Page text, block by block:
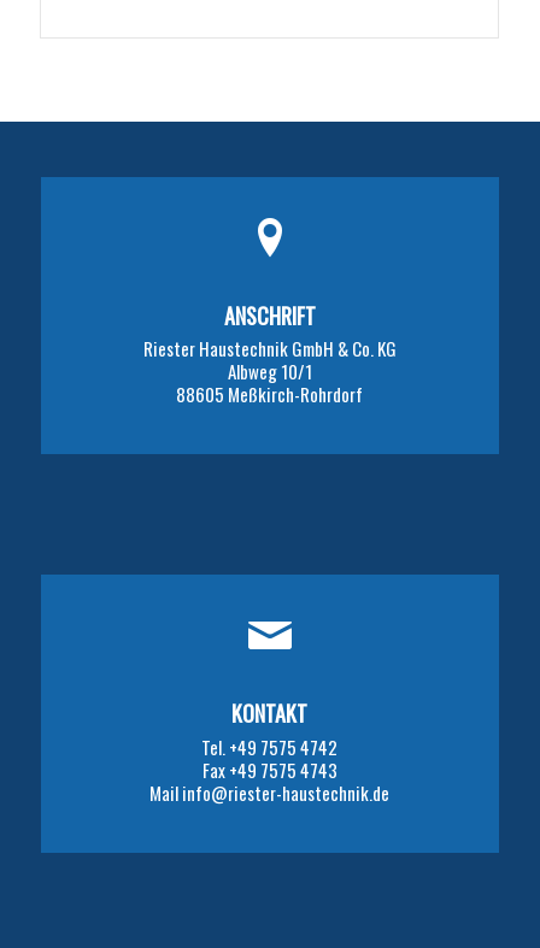
ANSCHRIFT
Riester Haustechnik GmbH & Co. KG
Albweg 10/1
88605 Meßkirch-Rohrdorf
KONTAKT
Tel. +49 7575 4742
Fax +49 7575 4743
Mail info@riester-haustechnik.de